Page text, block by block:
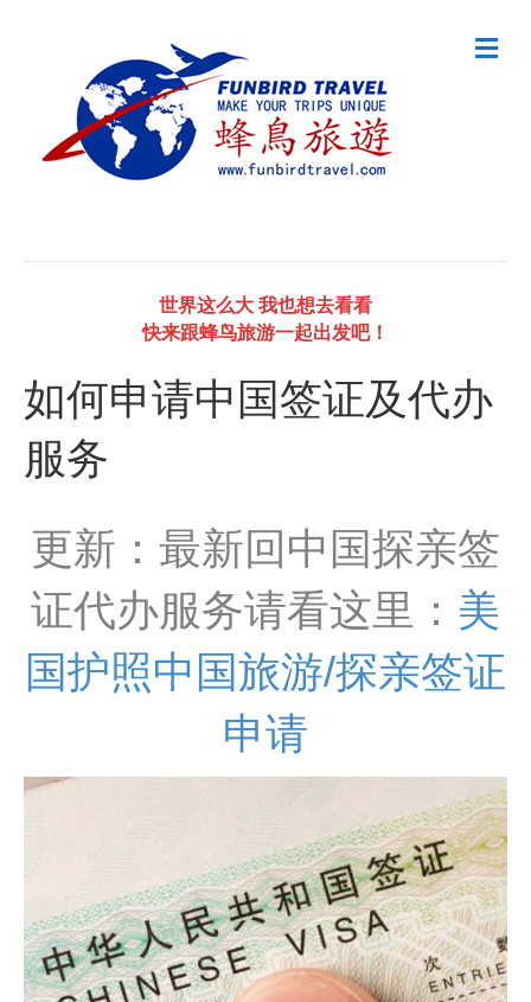
世界这么大 我也想去看看
快来跟蜂鸟旅游一起出发吧！
M
e
如何申请中国签证及代办
服务
更新：最新回中国探亲签
证代办服务请看这里： 美
国护照中国旅游/探亲签证
申请